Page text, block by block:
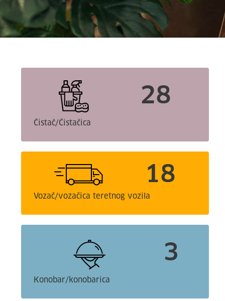
28
Čistač/Čistačica
18
Vozač/vozačica teretnog vozila
3
Konobar/konobarica